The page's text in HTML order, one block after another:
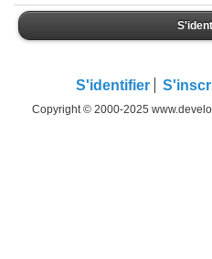
S'identifier
Copyright © 2000-2025